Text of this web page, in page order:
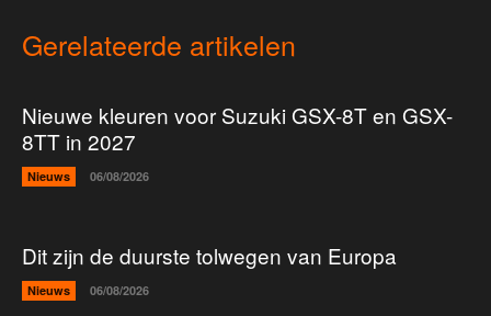
Gerelateerde artikelen
Nieuwe kleuren voor Suzuki GSX-8T en GSX-
8TT in 2027
Nieuws 06/08/2026
Dit zijn de duurste tolwegen van Europa
Nieuws 06/08/2026